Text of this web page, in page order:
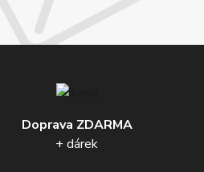
Doprava ZDARMA
+ dárek